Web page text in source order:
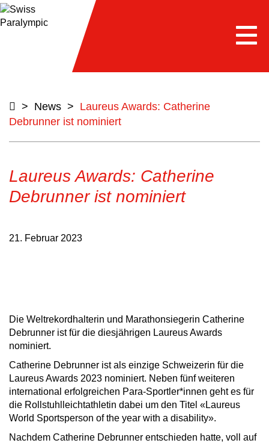
> News > Laureus Awards: Catherine
Debrunner ist nominiert
Laureus Awards: Catherine
Debrunner ist nominiert
21. Februar 2023
Die Weltrekordhalterin und Marathonsiegerin Catherine
Debrunner ist für die diesjährigen Laureus Awards
nominiert.
Catherine Debrunner ist als einzige Schweizerin für die
Laureus Awards 2023 nominiert. Neben fünf weiteren
international erfolgreichen Para-Sportler*innen geht es für
die Rollstuhlleichtathletin dabei um den Titel «Laureus
World Sportsperson of the year with a disability».
Nachdem Catherine Debrunner entschieden hatte, voll auf